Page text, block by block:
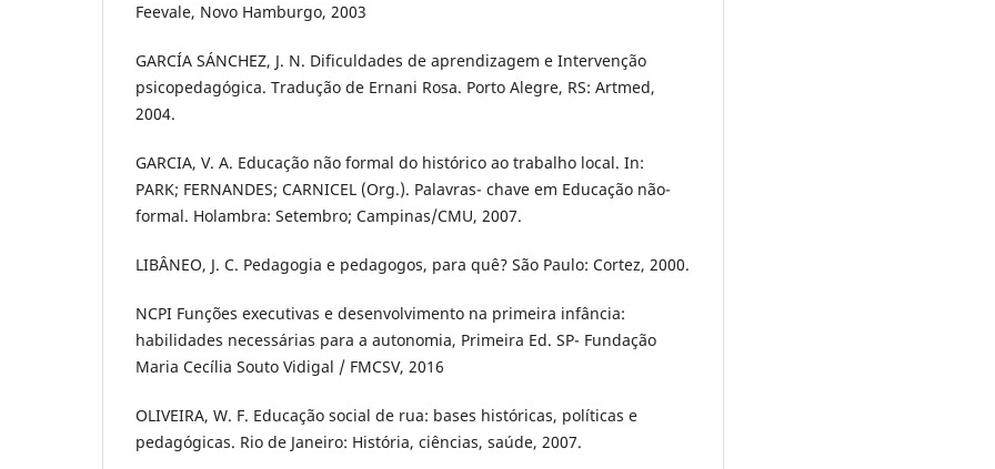
Feevale, Novo Hamburgo, 2003
GARCÍA SÁNCHEZ, J. N. Dificuldades de aprendizagem e Intervenção
psicopedagógica. Tradução de Ernani Rosa. Porto Alegre, RS: Artmed,
2004.
GARCIA, V. A. Educação não formal do histórico ao trabalho local. In:
PARK; FERNANDES; CARNICEL (Org.). Palavras- chave em Educação não-
formal. Holambra: Setembro; Campinas/CMU, 2007.
LIBÂNEO, J. C. Pedagogia e pedagogos, para quê? São Paulo: Cortez, 2000.
NCPI Funções executivas e desenvolvimento na primeira infância:
habilidades necessárias para a autonomia, Primeira Ed. SP- Fundação
Maria Cecília Souto Vidigal / FMCSV, 2016
OLIVEIRA, W. F. Educação social de rua: bases históricas, políticas e
pedagógicas. Rio de Janeiro: História, ciências, saúde, 2007.